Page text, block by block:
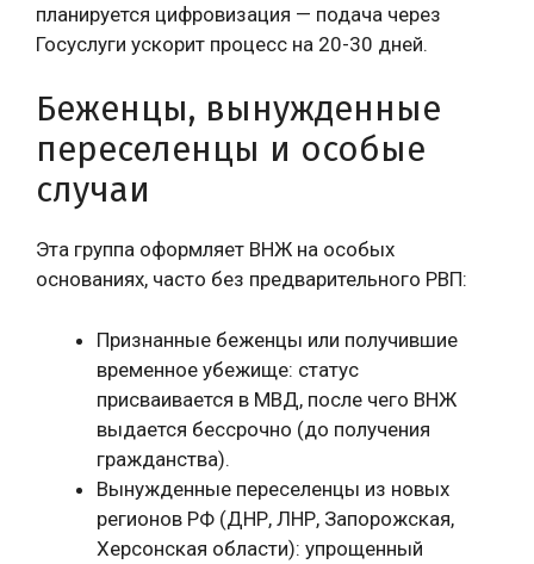
планируется цифровизация — подача через
Госуслуги ускорит процесс на 20-30 дней.
Беженцы, вынужденные
переселенцы и особые
случаи
Эта группа оформляет ВНЖ на особых
основаниях, часто без предварительного РВП:
Признанные беженцы или получившие
временное убежище: статус
присваивается в МВД, после чего ВНЖ
выдается бессрочно (до получения
гражданства).
Вынужденные переселенцы из новых
регионов РФ (ДНР, ЛНР, Запорожская,
Херсонская области): упрощенный